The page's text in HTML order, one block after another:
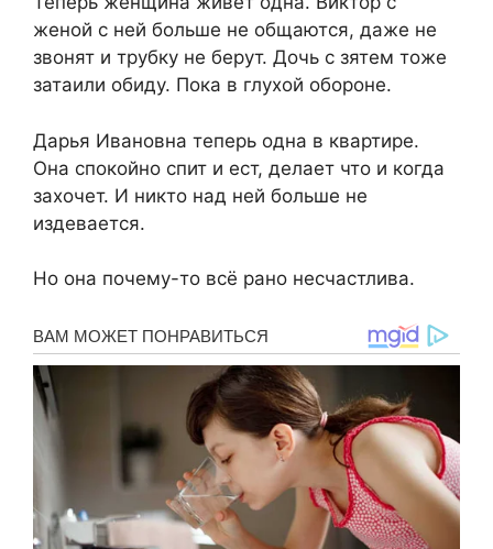
женой с ней больше не общаются, даже не
звонят и трубку не берут. Дочь с зятем тоже
затаили обиду. Пока в глухой обороне.
Дарья Ивановна теперь одна в квартире.
Она спокойно спит и ест, делает что и когда
захочет. И никто над ней больше не
издевается.
Но она почему-то всё рано несчастлива.